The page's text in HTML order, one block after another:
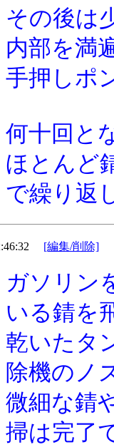
その後は
内部を満
手押しポ
何十回と
ほとんど
で繰り返
[編集/削除]
ガソリン
いる錆を
乾いたタ
除機のノ
微細な錆
掃は完了